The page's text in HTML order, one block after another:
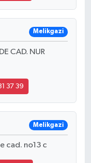
Melikgazi
CAD. NUR
37 39
Melikgazi
cad. no13 c